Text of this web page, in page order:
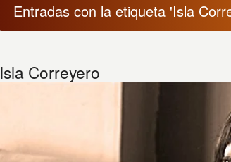
Entradas con la etiqueta 'Isla
Isla Correyero